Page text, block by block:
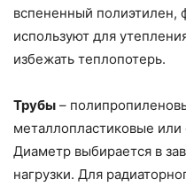
вспененный полиэтилен,
используют для
избежать теплопотерь.
Трубы –
металлопластиковые
Диаметр выбирается в
нагрузки. Для